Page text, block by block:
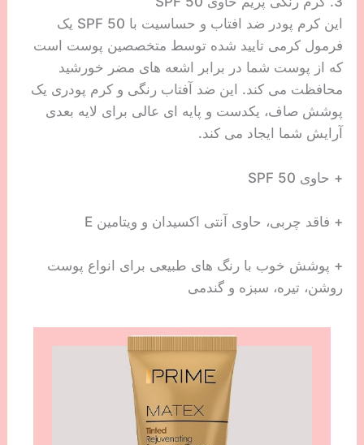
این کرم پودر ضد افتاب و حساسیت با SPF 50 یک
فرمول کرمی تایید شده توسط متخصصین پوست است
که از پوست شما در برابر اشعه های مضر خورشید
محافظت می کند. این ضد آفتاب رنگی و کرم پودری یک
پوشش صاف، یکدست و پایه ای عالی برای لایه بعدی
آرایش شما ایجاد می کند.
+ حاوی SPF 50
+ فاقد چربی، حاوی آنتی اکسیدان و ویتامین E
+ پوشش خوب با رنگ های طبیعی برای انواع پوست
روشن، تیره، سبزه و گندمی